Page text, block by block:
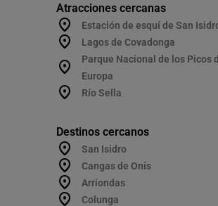
Atracciones cercanas
Estación de esquí de San
Lagos de Covadonga
Parque Nacional de los Picos
Europa
Río Sella
Destinos cercanos
San Isidro
Cangas de Onís
Arriondas
Colunga